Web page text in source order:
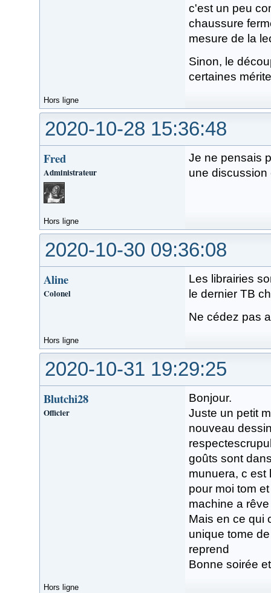
c'est un peu
chaussure
mesure de la
Sinon, le
certaines
Hors ligne
2020-10-28 15:36:48
Fred
Administrateur
Je ne pensais
une
Hors ligne
2020-10-30 09:36:08
Aline
Colonel
Les librairies
le dernier TB
Ne cédez pas
Hors ligne
2020-10-31 19:29:25
Blutchi28
Officier
Bonjour.
Juste un petit
nouveau
goûts sont
munuera, c est
pour moi tom
machine a
Mais en ce qui
unique tome
reprend
Bonne soirée
Hors ligne